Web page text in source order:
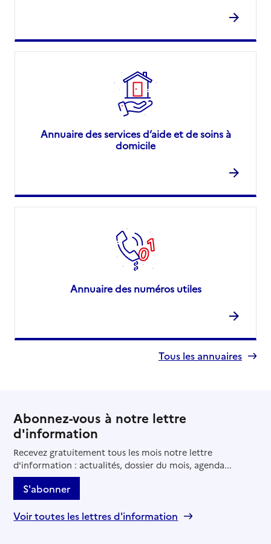
Annuaire des services d’aide et de soins à
domicile
Annuaire des numéros utiles
Tous les annuaires
Abonnez-vous à notre lettre
d'information
Recevez gratuitement tous les mois notre lettre
d'information : actualités, dossier du mois, agenda...
S'abonner
Voir toutes les lettres d'information